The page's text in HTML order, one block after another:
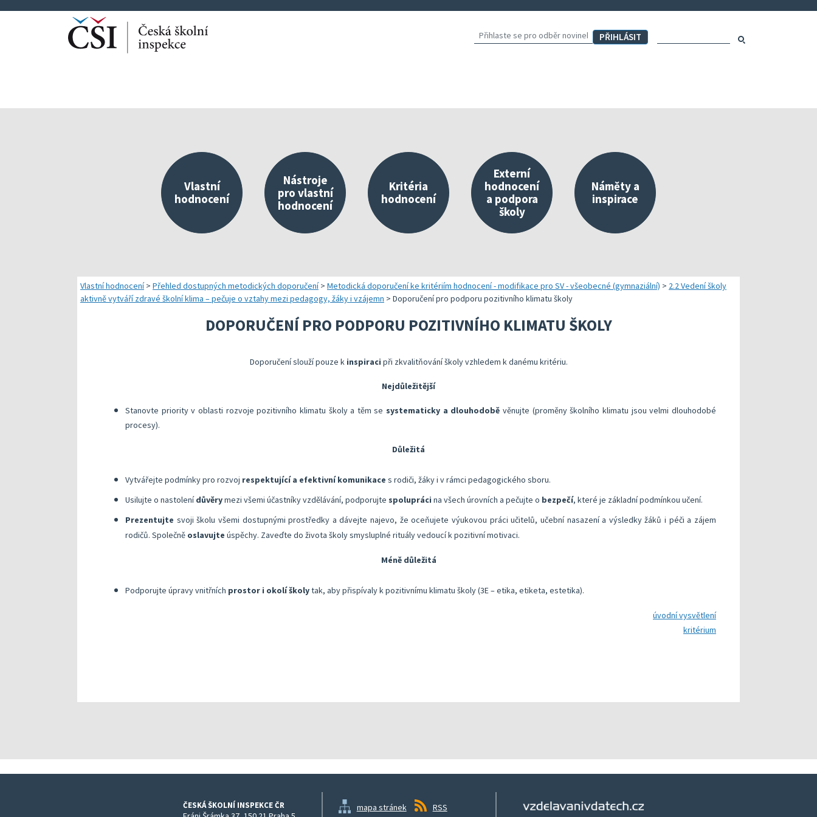
Hledat
Vlastní
hodnocení
Náměty pro plánování a realizaci vlastního hodnocení
Přehled dostupných metodických doporučení
Kompetenční předpoklady ředitele školy
Nástroje
pro vlastní
hodnocení
Správa autoevaluačních akcí v InspIS DATA
Nástroje mimo InspIS DATA
Screening duševního zdraví a wellbeingu žáků
Kritéria
hodnocení
Oblasti kritérií hodnocení
Struktura zobrazených kritérií
Ukazatele možností rozvoje školy v modelu kvalitní školy
Externí
hodnocení
a podpora
školy
Realizace externího hodnocení
Vybrané nástroje pro realizaci externího hodnocení
KOMPAS s mentorskou podporou: Cílená podpora rozvoje škol
Náměty a
inspirace
Hodnocení klíčových kompetencí
Metodická doporučení
Vlastní hodnocení> Přehled dostupných metodických doporučení> Metodická doporučení ke kritériím hodnocení - modifikace pro SV - všeobecné (gymnaziální) > 2.2 Vedení školy
aktivně vytváří zdravé školní klima – pečuje o vztahy mezi pedagogy, žáky i vzájemn > Doporučení pro podporu pozitivního klimatu školy
DOPORUČENÍ PRO PODPORU POZITIVNÍHO KLIMATU ŠKOLY
Doporučení slouží pouze k inspiraci při zkvalitňování školy vzhledem k danému kritériu.
Nejdůležitější
Stanovte priority v oblasti rozvoje pozitivního klimatu školy a těm se systematicky a dlouhodobě věnujte (proměny školního klimatu jsou velmi dlouhodobé
procesy).
Důležitá
​Vytvářejte podmínky pro rozvoj respektující a efektivní komunikace s rodiči, žáky i v rámci pedagogického sboru.
​Usilujte o nastolenídůvěrymezi všemi účastníky vzdělávání, podporujte spolupráci na všech úrovních a pečujte o bezpečí, které je základní podmínkou učení.
Prezentujte svoji školu všemi dostupnými prostředky a dávejte najevo, že oceňujete výukovou práci učitelů, učební nasazení a výsledky žáků i péči a zájem
rodičů. Společně oslavujte úspěchy. Zaveďte do života školy smysluplné rituály vedoucí k pozitivní motivaci.
Méně důležitá
Podporujte úpravy vnitřních prostor i okolí školytak, aby přispívaly k pozitivnímu klimatu školy (3E – etika, etiketa, estetika).
úvodní vysvětlení
kritérium
ČESKÁ ŠKOLNÍ INSPEKCE ČR mapa stránek RSS Vzdělávání v datech